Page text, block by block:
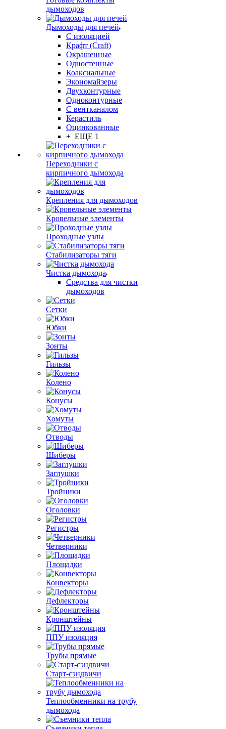
дымоходов
Дымоходы для печей
С изоляцией
Крафт (Craft)
Окрашенные
Одностенные
Коаксиальные
Экономайзеры
Двухконтурные
Одноконтурные
С вентканалом
Керастиль
Оцинкованные
+ ЕЩЕ 1
Переходники с
кирпичного дымохода
Крепления для дымоходов
Кровельные элементы
Проходные узлы
Стабилизаторы тяги
Чистка дымохода
Средства для чистки
дымоходов
Сетки
Юбки
Зонты
Гильзы
Колено
Конусы
Хомуты
Отводы
Шиберы
Заглушки
Тройники
Оголовки
Регистры
Четверники
Площадки
Конвекторы
Дефлекторы
Кронштейны
ППУ изоляция
Трубы прямые
Старт-сэндвичи
Теплообменники на трубу
дымохода